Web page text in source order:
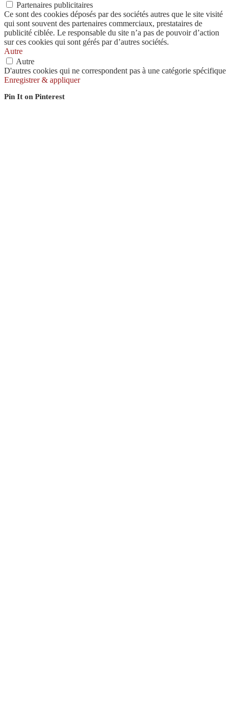
Partenaires publicitaires
Ce sont des cookies déposés par des sociétés autres que le site visité
qui sont souvent des partenaires commerciaux, prestataires de
publicité ciblée. Le responsable du site n’a pas de pouvoir d’action
sur ces cookies qui sont gérés par d’autres sociétés.
Autre
Autre
D'autres cookies qui ne correspondent pas à une catégorie spécifique
Enregistrer & appliquer
Pin It on Pinterest